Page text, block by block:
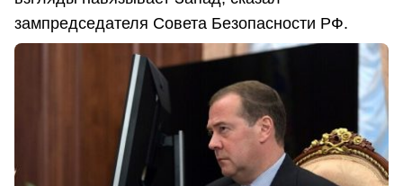
зампредседателя Совета Безопасности РФ.